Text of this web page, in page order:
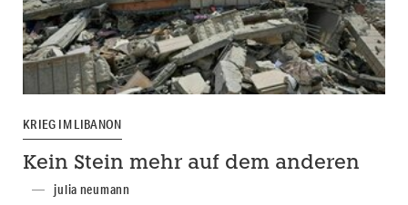
KRIEG IM LIBANON
Kein Stein mehr auf dem anderen
julia neumann